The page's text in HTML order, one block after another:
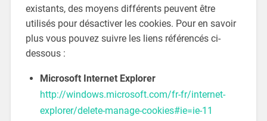
existants, des moyens différents peuvent être
utilisés pour désactiver les cookies. Pour en savoir
plus vous pouvez suivre les liens référencés ci-
dessous :
Microsoft Internet Explorer
http://windows.microsoft.com/fr-fr/internet-
explorer/delete-manage-cookies#ie=ie-11